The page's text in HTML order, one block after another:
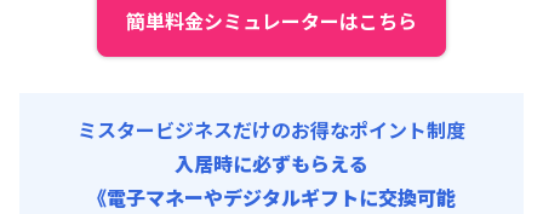
簡単料金シミュレーターはこちら
ミスタービジネスだけのお得なポイント制度
入居時に必ずもらえる
《電子マネーやデジタルギフトに交換可能